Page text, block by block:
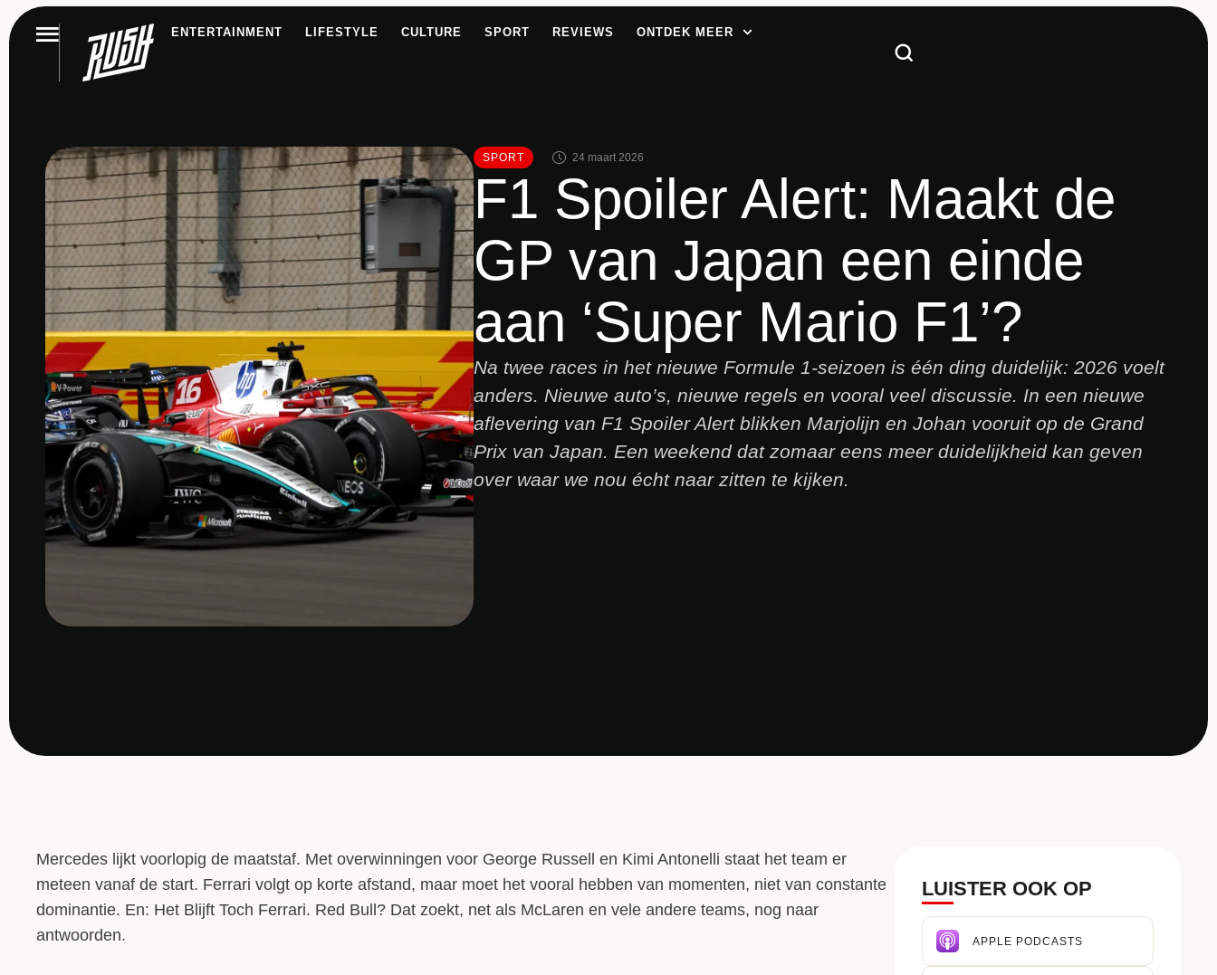
ENTERTAINMENT LIFESTYLE CULTURE SPORT REVIEWS ONTDEK MEER
SPORT 24 maart 2026
F1 Spoiler Alert: Maakt de
GP van Japan een einde
aan ‘Super Mario F1’?
Na twee races in het nieuwe Formule 1-seizoen is één ding duidelijk: 2026 voelt
anders. Nieuwe auto’s, nieuwe regels en vooral veel discussie. In een nieuwe
aflevering van F1 Spoiler Alert blikken Marjolijn en Johan vooruit op de Grand
Prix van Japan. Een weekend dat zomaar eens meer duidelijkheid kan geven
over waar we nou écht naar zitten te kijken.
Mercedes lijkt voorlopig de maatstaf. Met overwinningen voor George Russell en Kimi Antonelli staat het team er
meteen vanaf de start. Ferrari volgt op korte afstand, maar moet het vooral hebben van momenten, niet van constante
dominantie. En: Het Blijft Toch Ferrari. Red Bull? Dat zoekt, net als McLaren en vele andere teams, nog naar
antwoorden.
LUISTER OOK OP
APPLE PODCASTS